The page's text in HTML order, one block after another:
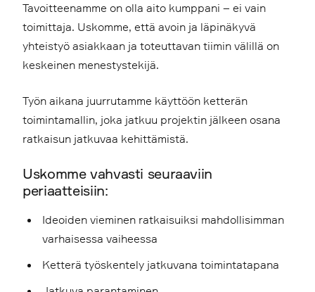
Tavoitteenamme on olla aito kumppani – ei vain
toimittaja. Uskomme, että avoin ja läpinäkyvä
yhteistyö asiakkaan ja toteuttavan tiimin välillä on
keskeinen menestystekijä.
Työn aikana juurrutamme käyttöön ketterän
toimintamallin, joka jatkuu projektin jälkeen osana
ratkaisun jatkuvaa kehittämistä.
Uskomme vahvasti seuraaviin
periaatteisiin:
Ideoiden vieminen ratkaisuiksi mahdollisimman
varhaisessa vaiheessa
Ketterä työskentely jatkuvana toimintatapana